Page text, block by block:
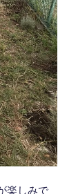
楽しみで